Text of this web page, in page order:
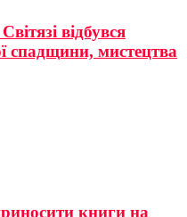
відбувся
спадщини, мистецтва
книги на